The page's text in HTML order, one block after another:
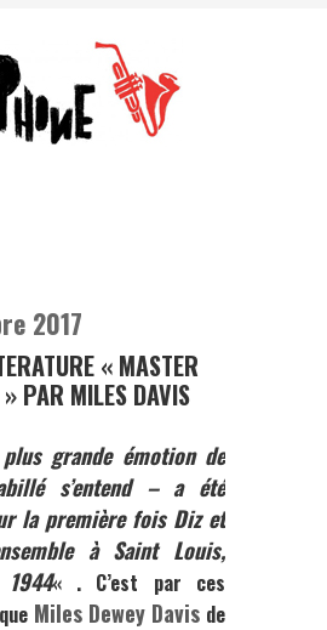
2017
« MASTER
PAR MILES DAVIS
plus grande émotion de
s’entend – a été
la première fois Diz et
à Saint Louis,
« . C’est par ces
Miles Dewey Davis de